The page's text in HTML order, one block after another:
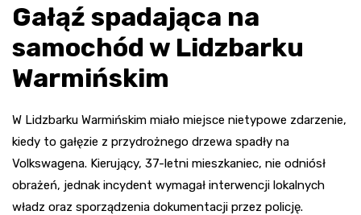
Gałąź spadająca na
samochód w Lidzbarku
Warmińskim
W Lidzbarku Warmińskim miało miejsce nietypowe zdarzenie,
kiedy to gałęzie z przydrożnego drzewa spadły na
Volkswagena. Kierujący, 37-letni mieszkaniec, nie odniósł
obrażeń, jednak incydent wymagał interwencji lokalnych
władz oraz sporządzenia dokumentacji przez policję.